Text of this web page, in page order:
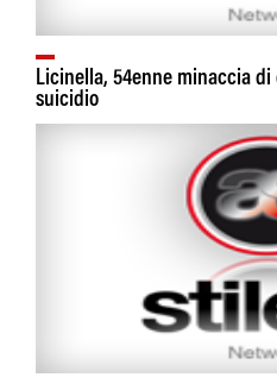
Licinella, 54enne minaccia
suicidio